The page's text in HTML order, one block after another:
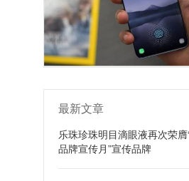
最新文章
乐珠珍珠明目滴眼液再次荣膺
品牌宣传月”宣传品牌